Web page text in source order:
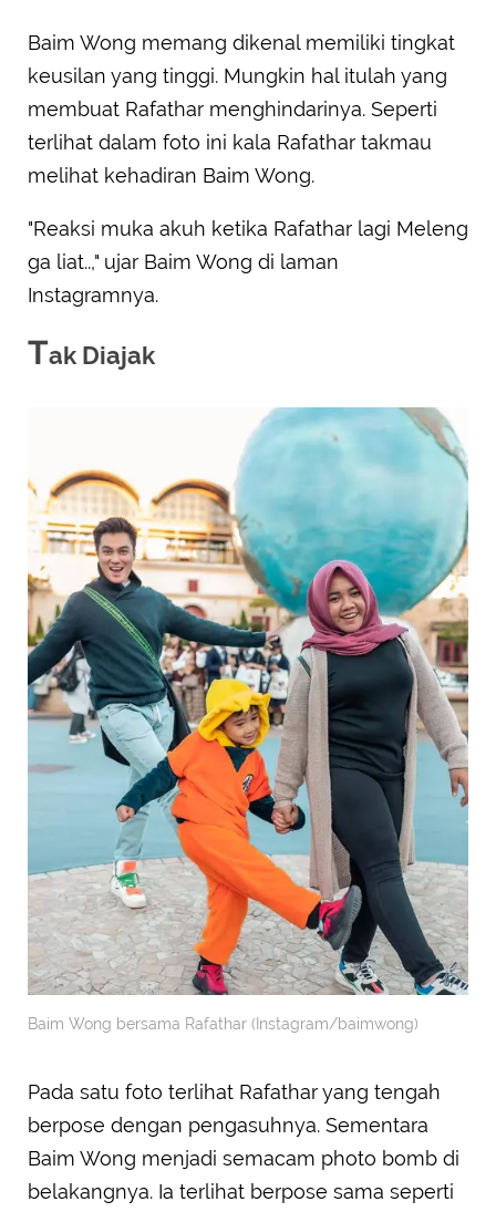
Baim Wong memang dikenal memiliki tingkat
keusilan yang tinggi. Mungkin hal itulah yang
membuat Rafathar menghindarinya. Seperti
terlihat dalam foto ini kala Rafathar takmau
melihat kehadiran Baim Wong.
"Reaksi muka akuh ketika Rafathar lagi Meleng
ga liat..," ujar Baim Wong di laman
Instagramnya.
Tak Diajak
Baim Wong bersama Rafathar (Instagram/baimwong)
Pada satu foto terlihat Rafathar yang tengah
berpose dengan pengasuhnya. Sementara
Baim Wong menjadi semacam photo bomb di
belakangnya. Ia terlihat berpose sama seperti